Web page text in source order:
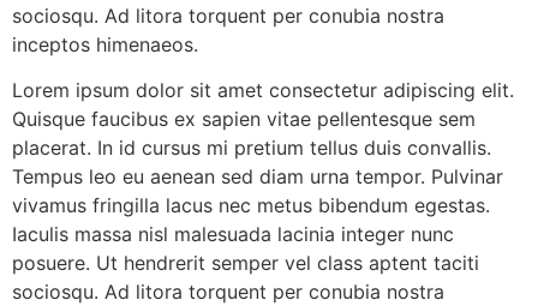
sociosqu. Ad litora torquent per conubia nostra
inceptos himenaeos.
Lorem ipsum dolor sit amet consectetur adipiscing elit.
Quisque faucibus ex sapien vitae pellentesque sem
placerat. In id cursus mi pretium tellus duis convallis.
Tempus leo eu aenean sed diam urna tempor. Pulvinar
vivamus fringilla lacus nec metus bibendum egestas.
Iaculis massa nisl malesuada lacinia integer nunc
posuere. Ut hendrerit semper vel class aptent taciti
sociosqu. Ad litora torquent per conubia nostra